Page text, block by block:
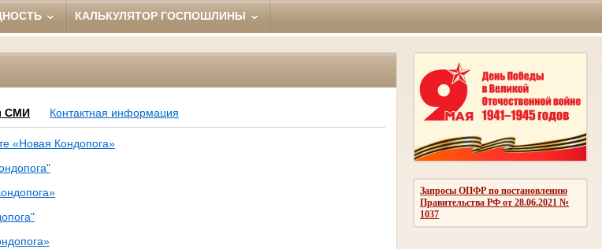
КАЛЬКУЛЯТОР ГОСПОШЛИНЫ
Запросы ОПФР по постановлению
Правительства РФ от 28.06.2021 №
1037
СМИ Контактная информация
«Новая Кондопога»